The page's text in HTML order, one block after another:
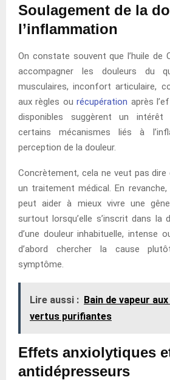
Soulagement de la
l’inflammation
On constate souvent que l’huile de
accompagner les douleurs du
musculaires, inconfort articulaire,
aux règles ourécupération après
disponibles suggèrent un intérêt
certains mécanismes liés à
perception de la douleur.
Concrètement, cela ne veut pas dire
un traitement médical. En
peut aider à mieux vivre une
surtout lorsqu’elle s’inscrit dans la
d’une douleur inhabituelle, intense
d’abord chercher la cause
symptôme.
Lire aussi : Bain de vapeur
vertus purifiantes
Effets anxiolytiques
antidépresseurs